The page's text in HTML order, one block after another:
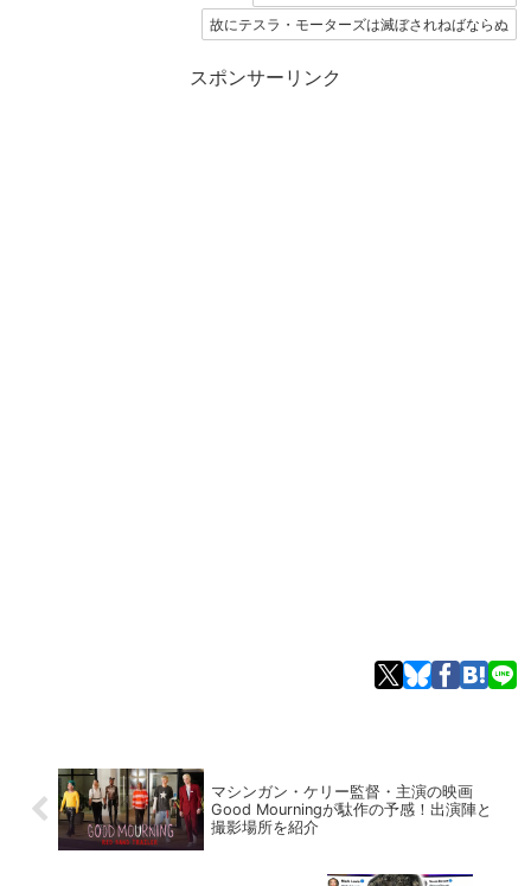
故にテスラ・モーターズは滅ぼされねばならぬ
スポンサーリンク
マシンガン・ケリー監督・主演の映画
Good Mourningが駄作の予感！出演陣と
撮影場所を紹介